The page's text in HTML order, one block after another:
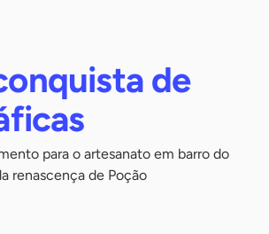
de
para o artesanato em barro do
renascença de Poção